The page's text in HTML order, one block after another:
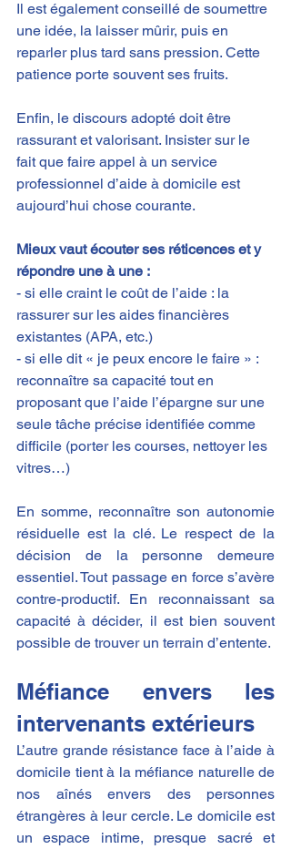
Il est également conseillé de soumettre
une idée, la laisser mûrir, puis en
reparler plus tard sans pression​. Cette
patience porte souvent ses fruits.
Enfin, le discours adopté doit être
rassurant et valorisant. Insister sur le
fait que faire appel à un service
professionnel d’aide à domicile est
aujourd’hui chose courante.
Mieux vaut écouter ses réticences et y
répondre une à une :
- si elle craint le coût de l’aide : la
rassurer sur les aides financières
existantes (APA, etc.)​
- si elle dit « je peux encore le faire » :
reconnaître sa capacité tout en
proposant que l’aide l’épargne sur une
seule tâche précise identifiée comme
difficile (porter les courses, nettoyer les
vitres…)​
En somme, reconnaître son autonomie
résiduelle est la clé. Le respect de la
décision de la personne demeure
essentiel. Tout passage en force s’avère
contre-productif. En reconnaissant sa
capacité à décider, il est bien souvent
possible de trouver un terrain d’entente.
Méfiance envers les
intervenants extérieurs
L’autre grande résistance face à l’aide à
domicile tient à la méfiance naturelle de
nos aînés envers des personnes
étrangères à leur cercle. Le domicile est
un espace intime, presque sacré et